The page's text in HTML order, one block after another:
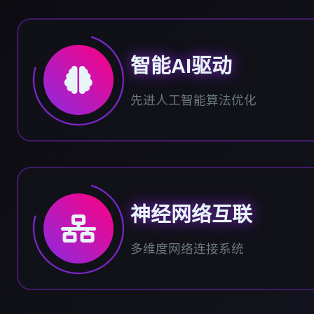
智能AI驱动
先进人工智能算法优化
神经网络互联
多维度网络连接系统